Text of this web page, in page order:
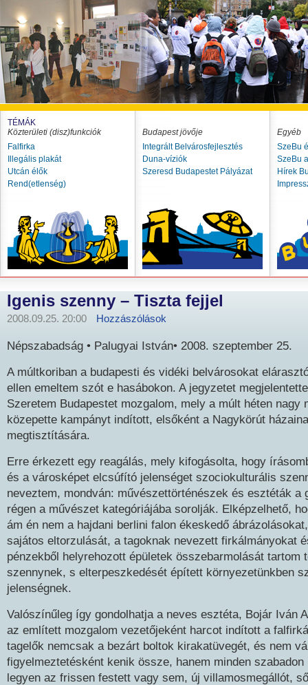
TÉMÁK
Közterületi (disz)funkciók
Falfirka
Illegális plakát
Utcán élők
Rend(etlenség)
Budapest jövője
Integrált Belvárosfejlesztés
Duna-víziók
Szeresd Budapestet Pályázat
Egyéb
SzeBu
SzeBu
Hírek
Igenis szenny – Tiszta fejjel
2008.09.25. 20:00 Hozzászólások
Népszabadság • Palugyai István• 2008. szeptember 25.
A múltkoriban a budapesti és vidéki belvárosokat
ellen emeltem szót e hasábokon. A jegyzetet
Szeretem Budapestet mozgalom, mely a múlt héten nagy
közepette kampányt indított, elsőként a Nagykörút
megtisztítására.
Erre érkezett egy reagálás, mely kifogásolta, hogy
és a városképet elcsúfító jelenséget szociokulturális
neveztem, mondván: művészettörténészek és esztéták a
régen a művészet kategóriájába sorolják. Elképzelhető,
ám én nem a hajdani berlini falon ékeskedő
sajátos eltorzulását, a tagoknak nevezett firkálmányokat
pénzekből helyrehozott épületek összebarmolását tartom
szennynek, s elterpeszkedését épített környezetünkben
jelenségnek.
Valószínűleg így gondolhatja a neves esztéta, Bojár Iván
az említett mozgalom vezetőjeként harcot indított a
tagelők nemcsak a bezárt boltok kirakatüvegét, és nem
figyelmeztetésként kenik össze, hanem minden szabadon
legyen az frissen festett vagy sem, új villamosmegállót,